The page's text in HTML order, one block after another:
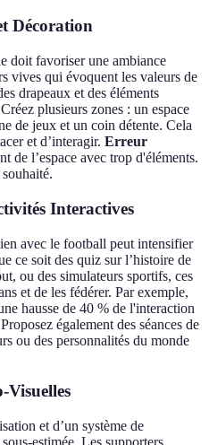
Décoration
doit favoriser une ambiance
vives qui évoquent les valeurs de
drapeaux et des éléments
plusieurs zones : un espace
de jeux et un coin détente. Cela
et d’interagir. Erreur
de l’espace avec trop d'éléments.
Interactives
avec le football peut intensifier
ce soit des quiz sur l’histoire de
ou des simulateurs sportifs, ces
et de les fédérer. Par exemple,
hausse de 40 % de l'interaction
également des séances de
ou des personnalités du monde
Visuelles
et d’un système de
estimée. Les supporters